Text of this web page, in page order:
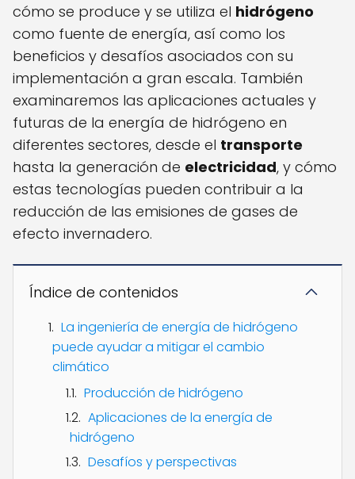
cómo se produce y se utiliza el hidrógeno
como fuente de energía, así como los
beneficios y desafíos asociados con su
implementación a gran escala. También
examinaremos las aplicaciones actuales y
futuras de la energía de hidrógeno en
diferentes sectores, desde el transporte
hasta la generación de electricidad, y cómo
estas tecnologías pueden contribuir a la
reducción de las emisiones de gases de
efecto invernadero.
Índice de contenidos
La ingeniería de energía de hidrógeno
puede ayudar a mitigar el cambio
climático
Producción de hidrógeno
Aplicaciones de la energía de
hidrógeno
Desafíos y perspectivas